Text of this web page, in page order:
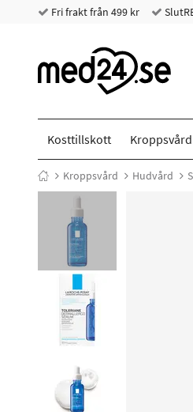
Fri frakt från 499 kr
Kosttillskott Kroppsvård
Kroppsvård Hudvård